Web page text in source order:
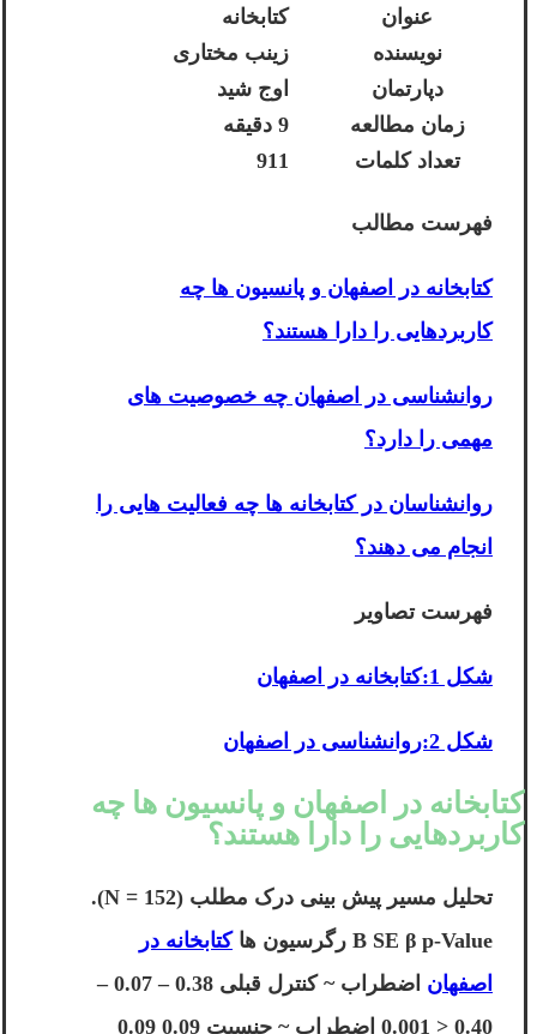
عنوان
کتابخانه
نویسنده
زینب مختاری
دپارتمان
اوج شید
زمان مطالعه
9 دقیقه
تعداد کلمات
911
فهرست مطالب
کتابخانه در اصفهان و پانسیون ها چه
کاربردهایی را دارا هستند؟
روانشناسی در اصفهان چه خصوصیت های
مهمی را دارد؟
روانشناسان در کتابخانه ها چه فعالیت هایی را
انجام می دهند؟
فهرست تصاویر
شکل 1:کتابخانه در اصفهان
شکل 2:روانشناسی در اصفهان
کتابخانه در اصفهان و پانسیون ها چه
کاربردهایی را دارا هستند؟
تحلیل مسیر پیش بینی درک مطلب (N = 152).
B SE β p-Value رگرسیون ها
کتابخانه در
اصفهان
اضطراب ~ کنترل قبلی 0.38 – 0.07 –
0.40 < 0.001 اضطراب ~ جنسیت 0.09 0.09